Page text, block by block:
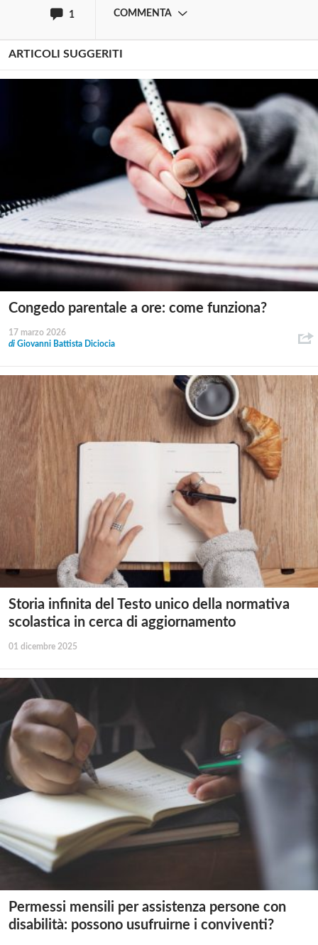
1 COMMENTA
ARTICOLI SUGGERITI
Congedo parentale a ore: come funziona?
17 marzo 2026
di Giovanni Battista Diciocia
Storia infinita del Testo unico della normativa
scolastica in cerca di aggiornamento
01 dicembre 2025
Permessi mensili per assistenza persone con
disabilità: possono usufruirne i conviventi?